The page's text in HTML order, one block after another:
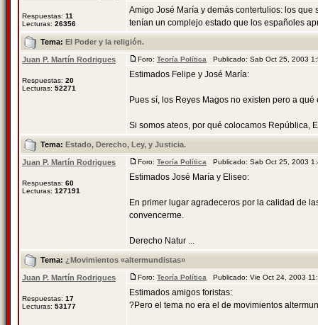
Respuestas: 11
Lecturas: 26356
Amigo José María y demás contertulios: los
tenían un complejo estado que los españoles
Tema: El Poder y la religión.
Juan P. Martín Rodrigues
Respuestas: 20
Lecturas: 52271
Foro: Teoría Política Publicado: Sab Oct 25, 2003
Estimados Felipe y José María:
Pues sí, los Reyes Magos no existen pero a
Si somos ateos, por qué colocamos República,
Tema: Estado, Derecho, Ley, y Justicia.
Juan P. Martín Rodrigues
Respuestas: 60
Lecturas: 127191
Foro: Teoría Política Publicado: Sab Oct 25, 2003
Estimados José María y Eliseo:
En primer lugar agradeceros por la calidad de
convencerme.
Derecho Natur ...
Tema: ¿Movimientos «altermundistas»
Juan P. Martín Rodrigues
Respuestas: 17
Lecturas: 53177
Foro: Teoría Política Publicado: Vie Oct 24, 2003
Estimados amigos foristas:
?Pero el tema no era el de movimientos